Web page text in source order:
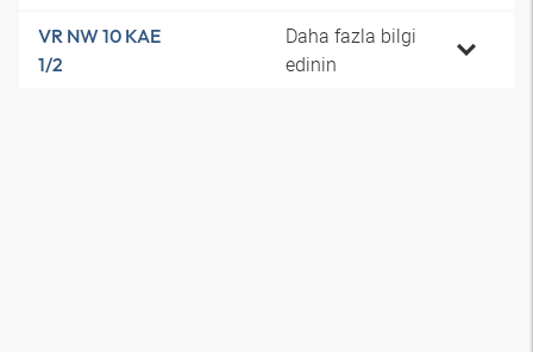
VR NW 10 KAE
1/2
Daha fazla bilgi
edinin